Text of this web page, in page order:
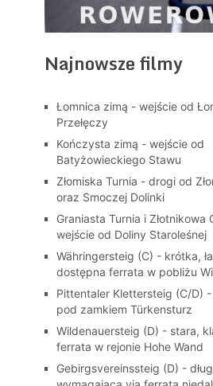
Najnowsze filmy
Łomnica zimą - wejście od
Przełęczy
Kończysta zimą - wejście od
Batyżowieckiego Stawu
Złomiska Turnia - drogi od
oraz Smoczej Dolinki
Graniasta Turnia i Złotnikowa
wejście od Doliny Staroleśnej
Währingersteig (C) - krótka,
dostępna ferrata w pobliżu
Pittentaler Klettersteig (C/D)
pod zamkiem Türkensturz
Wildenauersteig (D) - stara,
ferrata w rejonie Hohe Wand
Gebirgsvereinssteig (D) -